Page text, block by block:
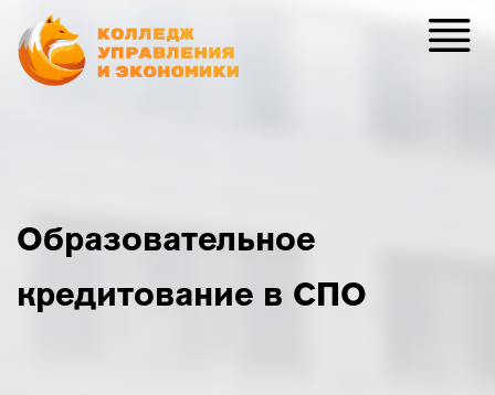
Образовательное
кредитование в СПО